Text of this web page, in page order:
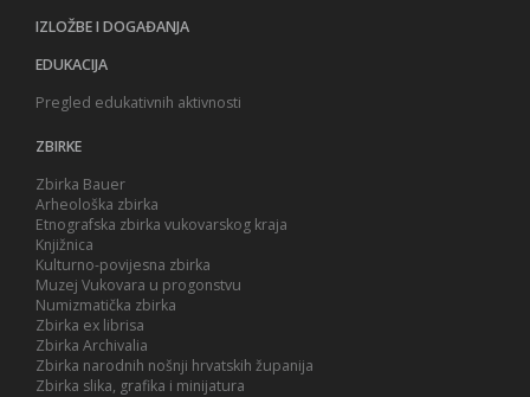
IZLOŽBE I DOGAĐANJA
EDUKACIJA
Pregled edukativnih aktivnosti
ZBIRKE
Zbirka Bauer
Arheološka zbirka
Etnografska zbirka vukovarskog kraja
Knjižnica
Kulturno-povijesna zbirka
Muzej Vukovara u progonstvu
Numizmatička zbirka
Zbirka ex librisa
Zbirka Archivalia
Zbirka narodnih nošnji hrvatskih županija
Zbirka slika, grafika i minijatura